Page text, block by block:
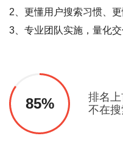
2、更懂用户搜索习惯、
3、专业团队实施，量化
85%
排名
不在